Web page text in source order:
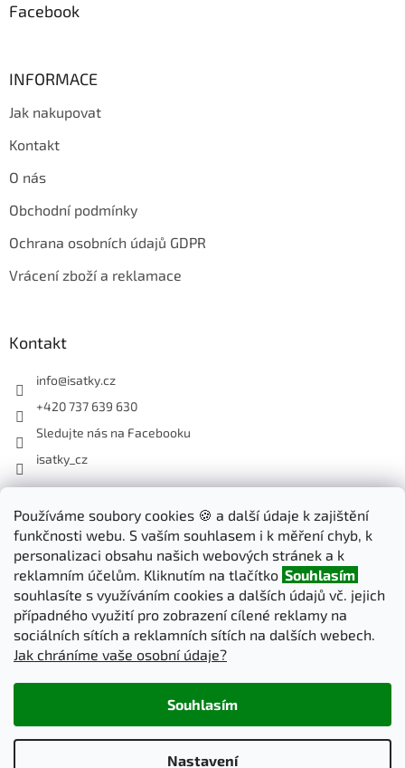
Používáme soubory cookies 🍪 a další údaje k zajištění
funkčnosti webu. S vaším souhlasem i k měření chyb, k
personalizaci obsahu našich webových stránek a k
reklamním účelům. Kliknutím na tlačítko Souhlasím
souhlasíte s využíváním cookies a dalších údajů vč. jejich
případného využití pro zobrazení cílené reklamy na
sociálních sítích a reklamních sítích na dalších webech.
Jak chráníme vaše osobní údaje?
Nastavení
Souhlasím
Facebook
INFORMACE
Jak nakupovat
Kontakt
O nás
Obchodní podmínky
Ochrana osobních údajů GDPR
Vrácení zboží a reklamace
Kontakt
info@isatky.cz
+420 737 639 630
Sledujte nás na Facebooku
isatky_cz
Odebírat newsletter
Vložte svůj e-mail a my vám budeme zasílat informace o nových
produktech na našem e-shopu.
E-mail
PŘIHLÁSIT SE